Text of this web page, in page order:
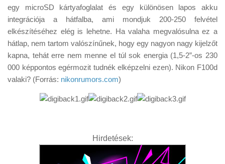
egy microSD kártyafoglalat és egy különösen lapos akku
integrációja a hátfalba, ami mondjuk 200-250 felvétel
elkészítéséhez elég is lehetne. Ha valaha megvalósulna ez a
hátlap, nem tartom valószínűnek, hogy egy nagyon nagy kijelzőt
kapna, tehát erre nem menne el túl sok energia (1,5-2”-os 230
000 képpontos egérmozit tudnék elképzelni ezen). Nikon F100d
valaki? (Forrás: nikonrumors.com)
Hirdetések: